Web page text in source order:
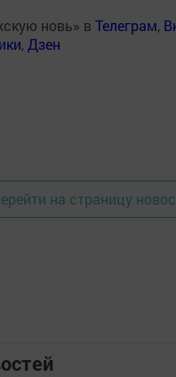
новь» в Телеграм,
, Дзен
на страницу